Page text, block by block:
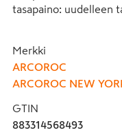
tasapaino: uudelleen
karkaisutekniikka.
korkean mekaanisen
varmistaa turvallisen
varmasti
hieman
Merkki
ARCOROC
ARCOROC NEW
GTIN
883314568493